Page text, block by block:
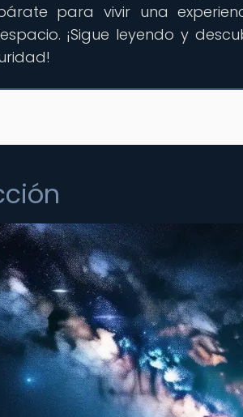
para vivir una
¡Sigue leyendo y